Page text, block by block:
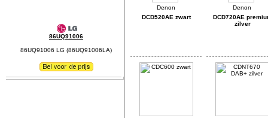
86UQ91006
86UQ91006 LG (86UQ91006LA)
DCD520AE zwart
DCD720AE
zilver